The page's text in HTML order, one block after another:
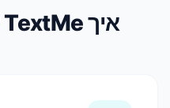
איך TextMe עוזר לרשתות?